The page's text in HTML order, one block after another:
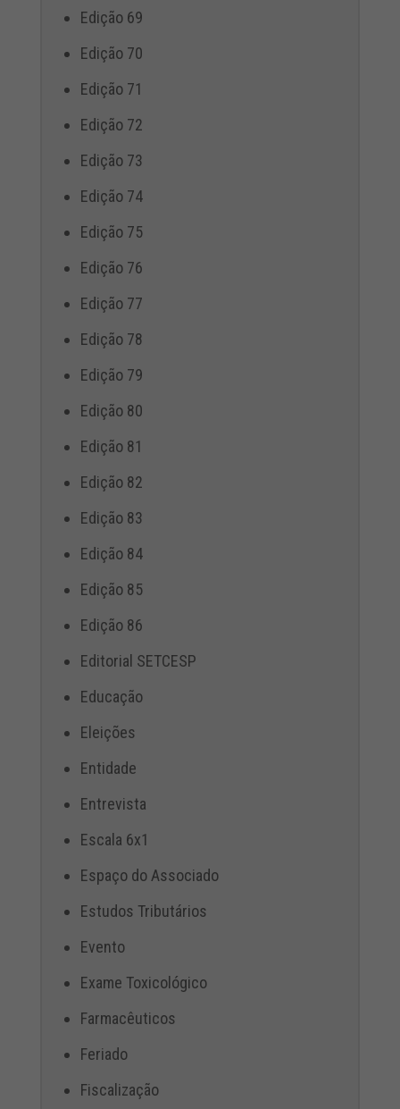
Edição 69
Edição 70
Edição 71
Edição 72
Edição 73
Edição 74
Edição 75
Edição 76
Edição 77
Edição 78
Edição 79
Edição 80
Edição 81
Edição 82
Edição 83
Edição 84
Edição 85
Edição 86
Editorial SETCESP
Educação
Eleições
Entidade
Entrevista
Escala 6x1
Espaço do Associado
Estudos Tributários
Evento
Exame Toxicológico
Farmacêuticos
Feriado
Fiscalização